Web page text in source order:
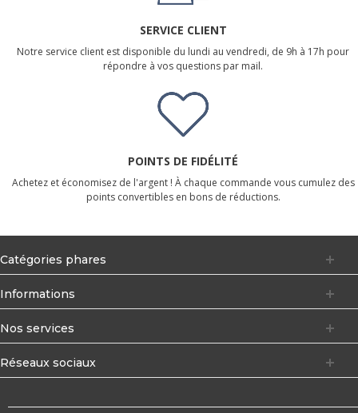
SERVICE CLIENT
Notre service client est disponible du lundi au vendredi, de 9h à 17h pour
répondre à vos questions par mail.
POINTS DE FIDÉLITÉ
Achetez et économisez de l'argent ! À chaque commande vous cumulez des
points convertibles en bons de réductions.
Catégories phares
Informations
Nos services
Réseaux sociaux